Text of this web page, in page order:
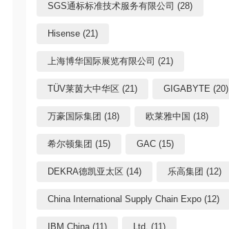
SGS通标标准技术服务有限公司 (28)
Hisense (21)
上海博华国际展览有限公司 (21)
TÜV莱茵大中华区 (21) GIGABYTE (20)
万豪国际集团 (18) 欧莱雅中国 (18)
希尔顿集团 (15) GAC (15)
DEKRA德凯亚太区 (14) 乐高集团 (12)
China International Supply Chain Expo (12)
IBM China (11) Ltd. (11)